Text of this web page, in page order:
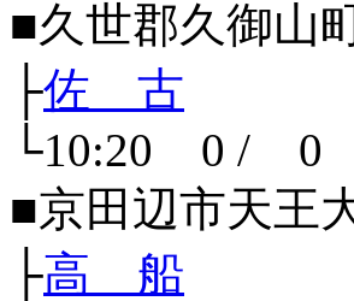
■久世郡久御山
├佐 古
└10:20 0 / 0
■京田辺市天王
├高 船